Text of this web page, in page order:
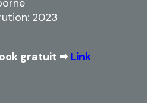
2023
gratuit ➡ Link